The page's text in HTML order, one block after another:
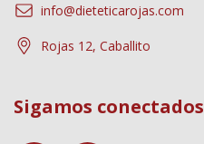
info@dieteticarojas.com
Rojas 12, Caballito
Sigamos conectados